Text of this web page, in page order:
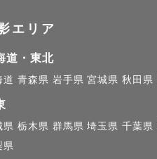
とっても楽しい時間にし
😞」
【楽しみ☺️】に変えられ
も聞かせてください✨
エリア
道・東北
道 青森県 岩手県 宮城県 秋田県
県 栃木県 群馬県 埼玉県 千葉県
県